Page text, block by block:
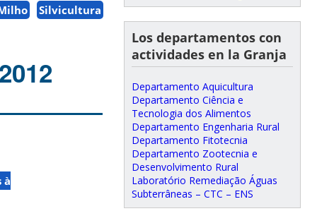
Silvicultura
à
Los departamentos con
actividades en la Granja
Departamento Aquicultura
Departamento Ciência e
Tecnologia dos Alimentos
Departamento Engenharia Rural
Departamento Fitotecnia
Departamento Zootecnia e
Desenvolvimento Rural
Laboratório Remediação Águas
Subterrâneas – CTC – ENS